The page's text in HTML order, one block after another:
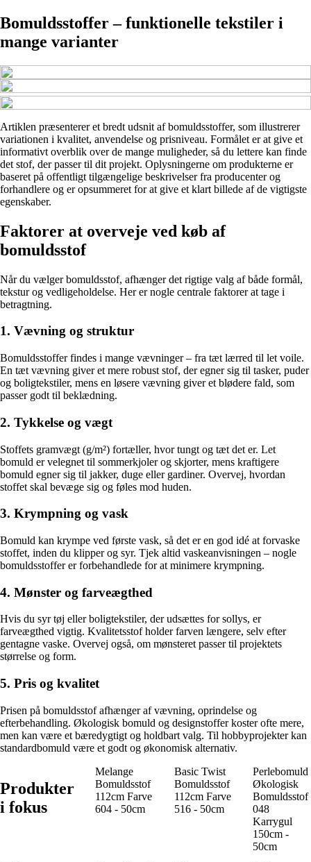
Bomuldsstoffer – funktionelle tekstiler i
mange varianter
Artiklen præsenterer et bredt udsnit af bomuldsstoffer, som illustrerer
variationen i kvalitet, anvendelse og prisniveau. Formålet er at give et
informativt overblik over de mange muligheder, så du lettere kan finde
det stof, der passer til dit projekt. Oplysningerne om produkterne er
baseret på offentligt tilgængelige beskrivelser fra producenter og
forhandlere og er opsummeret for at give et klart billede af de vigtigste
egenskaber.
Faktorer at overveje ved køb af
bomuldsstof
Når du vælger bomuldsstof, afhænger det rigtige valg af både formål,
tekstur og vedligeholdelse. Her er nogle centrale faktorer at tage i
betragtning.
1. Vævning og struktur
Bomuldsstoffer findes i mange vævninger – fra tæt lærred til let voile.
En tæt vævning giver et mere robust stof, der egner sig til tasker, puder
og boligtekstiler, mens en løsere vævning giver et blødere fald, som
passer godt til beklædning.
2. Tykkelse og vægt
Stoffets gramvægt (g/m²) fortæller, hvor tungt og tæt det er. Let
bomuld er velegnet til sommerkjoler og skjorter, mens kraftigere
bomuld egner sig til jakker, duge eller gardiner. Overvej, hvordan
stoffet skal bevæge sig og føles mod huden.
3. Krympning og vask
Bomuld kan krympe ved første vask, så det er en god idé at forvaske
stoffet, inden du klipper og syr. Tjek altid vaskeanvisningen – nogle
bomuldsstoffer er forbehandlede for at minimere krympning.
4. Mønster og farveægthed
Hvis du syr tøj eller boligtekstiler, der udsættes for sollys, er
farveægthed vigtig. Kvalitetsstof holder farven længere, selv efter
gentagne vaske. Overvej også, om mønsteret passer til projektets
størrelse og form.
5. Pris og kvalitet
Prisen på bomuldsstof afhænger af vævning, oprindelse og
efterbehandling. Økologisk bomuld og designstoffer koster ofte mere,
men kan være et bæredygtigt og holdbart valg. Til hobbyprojekter kan
standardbomuld være et godt og økonomisk alternativ.
Produkter
i fokus
Melange
Bomuldsstof
112cm Farve
604 - 50cm
Basic Twist
Bomuldsstof
112cm Farve
516 - 50cm
Perlebomuld
Økologisk
Bomuldsstof
048
Karrygul
150cm -
50cm